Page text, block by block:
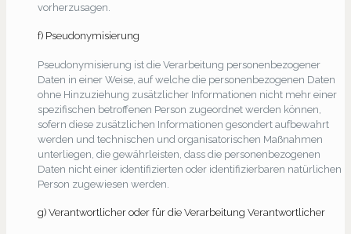
vorherzusagen.
f) Pseudonymisierung
Pseudonymisierung ist die Verarbeitung personenbezogener
Daten in einer Weise, auf welche die personenbezogenen Daten
ohne Hinzuziehung zusätzlicher Informationen nicht mehr einer
spezifischen betroffenen Person zugeordnet werden können,
sofern diese zusätzlichen Informationen gesondert aufbewahrt
werden und technischen und organisatorischen Maßnahmen
unterliegen, die gewährleisten, dass die personenbezogenen
Daten nicht einer identifizierten oder identifizierbaren natürlichen
Person zugewiesen werden.
g) Verantwortlicher oder für die Verarbeitung Verantwortlicher